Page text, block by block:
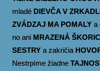
mladé DIEVČA V
ZVÁDZAJ MA POMALY a
no ani MRAZENÁ
SESTRY a zakričia
Nestrpíme žiadne